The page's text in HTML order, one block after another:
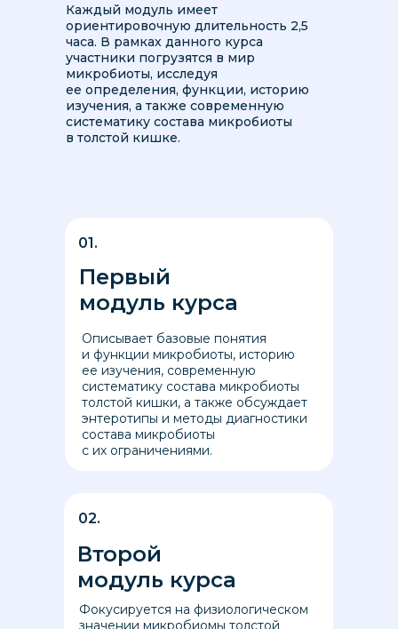
Каждый модуль имеет
ориентировочную длительность 2,5
часа. В рамках данного курса
участники погрузятся в мир
микробиоты, исследуя
ее определения, функции, историю
изучения, а также современную
систематику состава микробиоты
в толстой кишке.
Описывает базовые понятия
и функции микробиоты, историю
ее изучения, современную
систематику состава микробиоты
толстой кишки, а также обсуждает
энтеротипы и методы диагностики
состава микробиоты
с их ограничениями.
01.
Первый
модуль курса
Фокусируется на физиологическом
значении микробиомы толстой
02.
Второй
модуль курса